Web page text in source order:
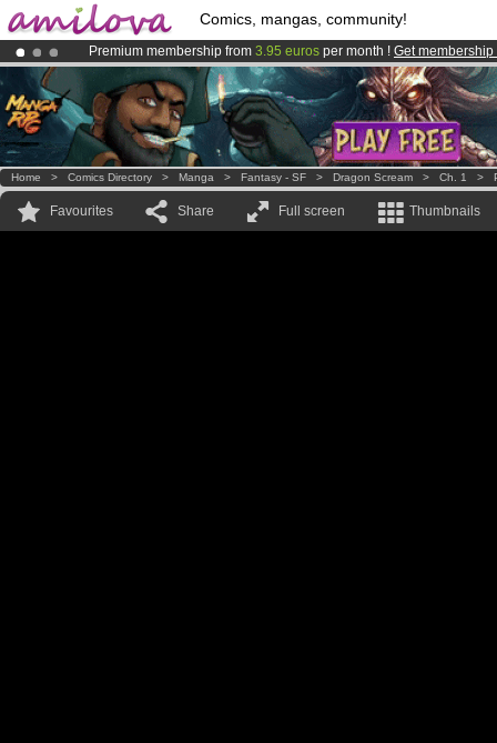
Comics, mangas, community!
Premium membership from 3.95 euros per month ! Get membership
Already 100000membersand 1000comics & mangas!.
AmilovaKickstarter is now LIVE!.
Home > Comics Directory > Manga > Fantasy - SF > Dragon Scream > Ch. 1 >
Favourites Share Full screen Thumbnails